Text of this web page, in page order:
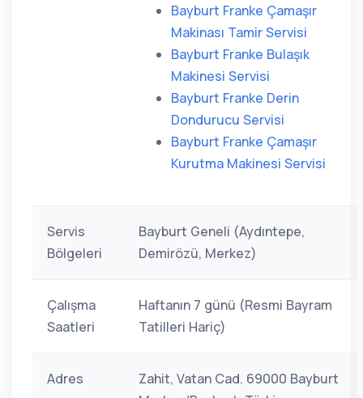
Bayburt Franke Çamaşır
Makinası Tamir Servisi
Bayburt Franke Bulaşık
Makinesi Servisi
Bayburt Franke Derin
Dondurucu Servisi
Bayburt Franke Çamaşır
Kurutma Makinesi Servisi
Servis
Bölgeleri
Bayburt Geneli (Aydıntepe,
Demirözü, Merkez)
Çalışma
Saatleri
Haftanın 7 günü (Resmi Bayram
Tatilleri Hariç)
Adres
Zahit, Vatan Cad. 69000 Bayburt